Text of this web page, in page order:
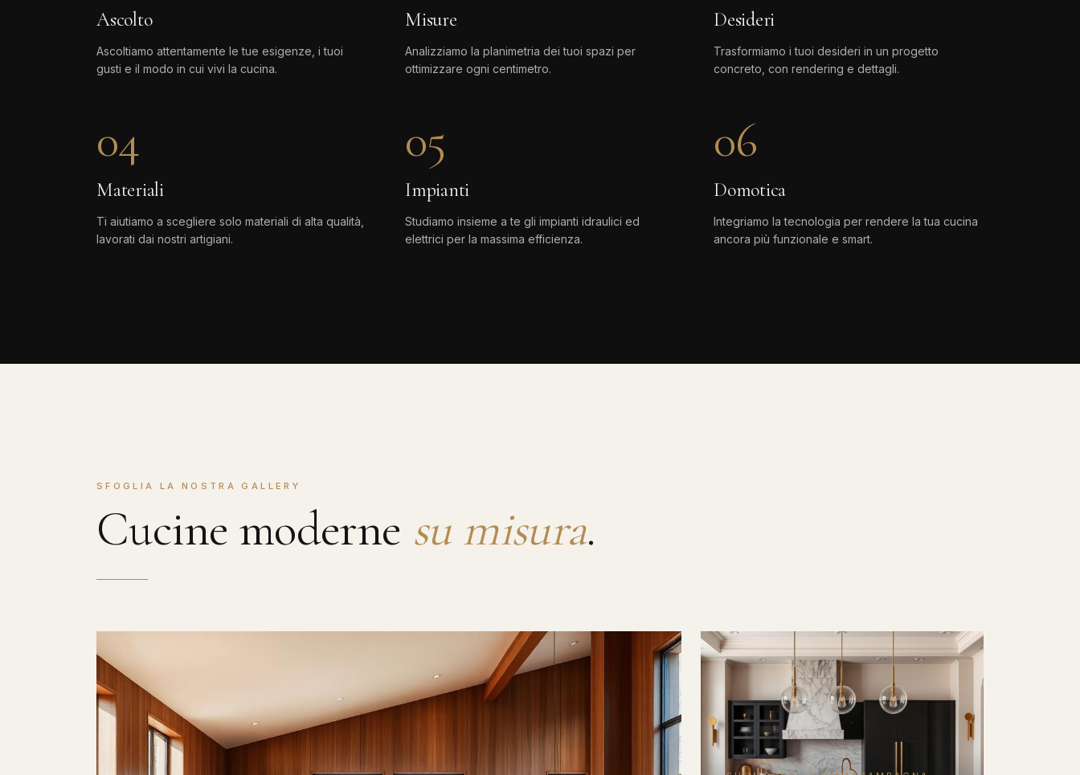
Ascolto
Ascoltiamo attentamente le tue esigenze, i tuoi
gusti e il modo in cui vivi la cucina.
Misure
Analizziamo la planimetria dei tuoi spazi per
ottimizzare ogni centimetro.
Desideri
Trasformiamo i tuoi desideri in un progetto
concreto, con rendering e dettagli.
04
Materiali
Ti aiutiamo a scegliere solo materiali di alta qualità,
lavorati dai nostri artigiani.
05
Impianti
Studiamo insieme a te gli impianti idraulici ed
elettrici per la massima efficienza.
06
Domotica
Integriamo la tecnologia per rendere la tua cucina
ancora più funzionale e smart.
SFOGLIA LA NOSTRA GALLERY
Cucine moderne su misura.